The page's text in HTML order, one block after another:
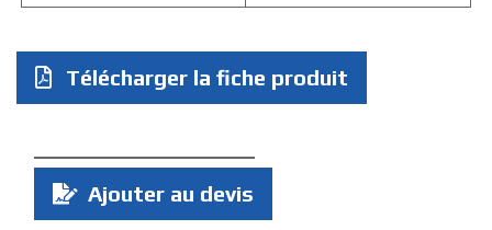
Télécharger la fiche produit
Quantité
Ajouter au devis